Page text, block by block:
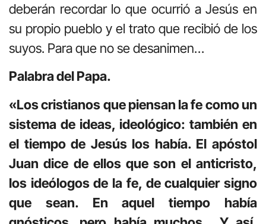
deberán recordar lo que ocurrió a Jesús en
su propio pueblo y el trato que recibió de los
suyos. Para que no se desanimen…
Palabra del Papa.
«Los cristianos que piensan la fe como un
sistema de ideas, ideológico: también en
el tiempo de Jesús los había. El apóstol
Juan dice de ellos que son el anticristo,
los ideólogos de la fe, de cualquier signo
que sean. En aquel tiempo había